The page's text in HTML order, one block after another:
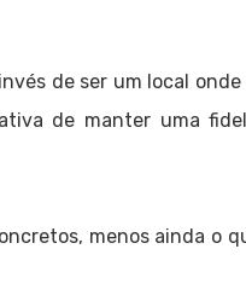
de ser um local
de manter uma
menos ainda o